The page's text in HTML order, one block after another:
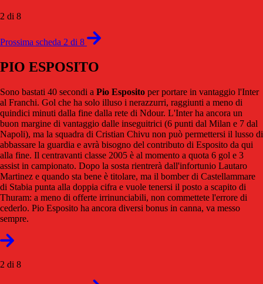
2 di 8
Prossima scheda 2 di 8
PIO ESPOSITO
Sono bastati 40 secondi a Pio Esposito per portare in vantaggio l'Inter
al Franchi. Gol che ha solo illuso i nerazzurri, raggiunti a meno di
quindici minuti dalla fine dalla rete di Ndour. L'Inter ha ancora un
buon margine di vantaggio dalle inseguitrici (6 punti dal Milan e 7 dal
Napoli), ma la squadra di Cristian Chivu non può permettersi il lusso di
abbassare la guardia e avrà bisogno del contributo di Esposito da qui
alla fine. Il centravanti classe 2005 è al momento a quota 6 gol e 3
assist in campionato. Dopo la sosta rientrerà dall'infortunio Lautaro
Martinez e quando sta bene è titolare, ma il bomber di Castellammare
di Stabia punta alla doppia cifra e vuole tenersi il posto a scapito di
Thuram: a meno di offerte irrinunciabili, non commettete l'errore di
cederlo. Pio Esposito ha ancora diversi bonus in canna, va messo
sempre.
2 di 8